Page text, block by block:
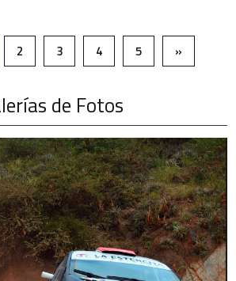
2 3 4 5 »
de Fotos